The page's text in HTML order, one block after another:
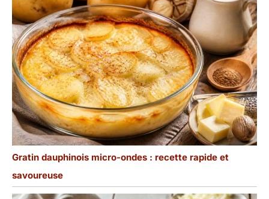
Gratin dauphinois micro-ondes : recette rapide et
savoureuse